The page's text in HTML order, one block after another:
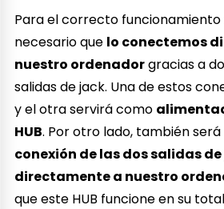
Para el correcto funcionamiento
necesario que lo conectemos
nuestro ordenadorgracias a
salidas de jack. Una de estos
y el otra servirá como
HUB. Por otro lado, también
conexión de las dos salidas
directamente a nuestro
que este HUB funcione en su